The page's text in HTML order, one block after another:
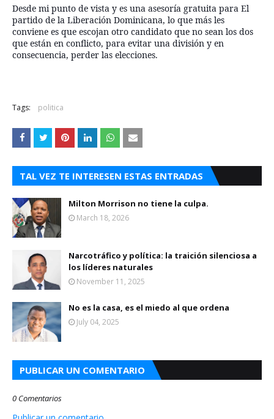
Desde mi punto de vista y es una asesoría gratuita para El
partido de la Liberación Dominicana, lo que más les
conviene es que escojan otro candidato que no sean los dos
que están en conflicto, para evitar una división y en
consecuencia, perder las elecciones.
Tags: politica
TAL VEZ TE INTERESEN ESTAS ENTRADAS
Milton Morrison no tiene la culpa.
March 18, 2026
Narcotráfico y política: la traición silenciosa a
los líderes naturales
November 11, 2025
No es la casa, es el miedo al que ordena
July 04, 2025
PUBLICAR UN COMENTARIO
0 Comentarios